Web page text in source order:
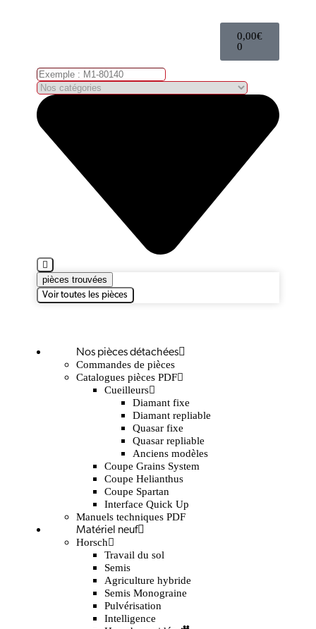
0,00€
0
pièces trouvées
Voir toutes les pièces
Nos pièces détachées
Commandes de pièces
Catalogues pièces PDF
Cueilleurs
Diamant fixe
Diamant repliable
Quasar fixe
Quasar repliable
Anciens modèles
Coupe Grains System
Coupe Helianthus
Coupe Spartan
Interface Quick Up
Manuels techniques PDF
Matériel neuf
Horsch
Travail du sol
Semis
Agriculture hybride
Semis Monograine
Pulvérisation
Intelligence